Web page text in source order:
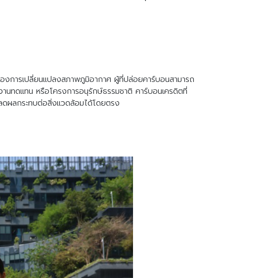
งการเปลี่ยนแปลงสภาพภูมิอากาศ ผู้ที่ปล่อยคาร์บอนสามารถ
ทดแทน หรือโครงการอนุรักษ์ธรรมชาติ คาร์บอนเครดิตที่
ผลกระทบต่อสิ่งแวดล้อมได้โดยตรง